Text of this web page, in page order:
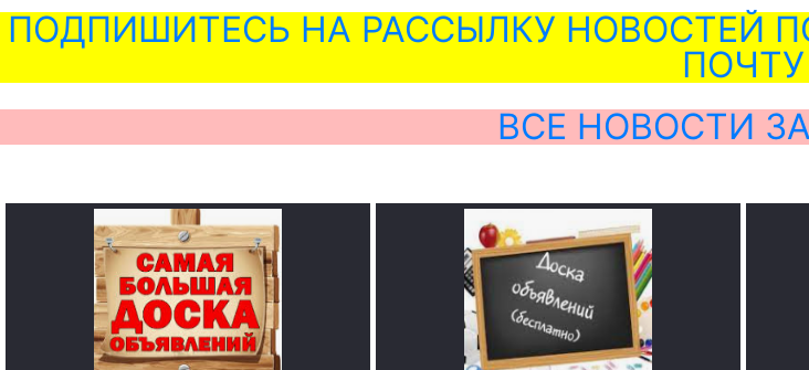
ПОДПИШИТЕСЬ НА РАССЫЛКУ НОВОСТЕЙ
ПОЧТУ
ВСЕ НОВОСТИ